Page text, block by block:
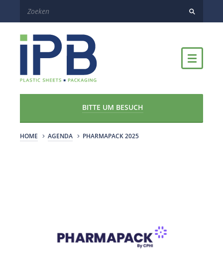
BITTE UM BESUCH
HOME AGENDA PHARMAPACK 2025